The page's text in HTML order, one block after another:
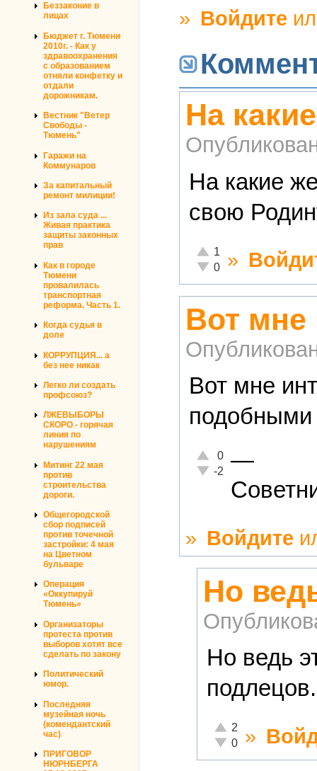
Беззаконие в
лицах
Бюджет г. Тюмени
2010г. - Как у
здравоохранения
с образованием
отняли конфетку и
отдали
дорожникам.
Вестник "Ветер
Свободы -
Тюмень"
Гаражи на
Коммунаров
За капитальный
ремонт милиции!
Из зала суда ...
Живая практика
защиты законных
прав
Как в городе
Тюмени
провалилась
транспортная
реформа. Часть 1.
Когда судья в
доле
КОРРУПЦИЯ... а
без нее никак
Легко ли создать
профсоюз?
ЛЖЕВЫБОРЫ
СКОРО - горячая
линия по
нарушениям
Митинг 22 мая
против
строительства
дороги.
Общегородской
сбор подписей
против точечной
застройки: 4 мая
на Цветном
бульваре
Операция
«Оккупируй
Тюмень»
Организаторы
протеста против
выборов хотят все
сделать по закону
Политический
юмор.
Последняя
музейная ночь
(комендантский
час)
ПРИГОВОР
НЮРНБЕРГА
» Войдите
На
На какие
свою
Отлично!
1
Неадекватно!
0 »
Вот мне
Вот мне
подобными
Отлично!
0
Неадекватно!
-2
—
» Войдите
Но
Но ведь
подлецов.
Отлично!
2
Неадекватно!
0 »